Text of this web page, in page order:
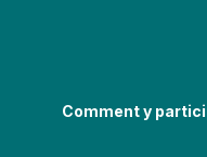
Comment y